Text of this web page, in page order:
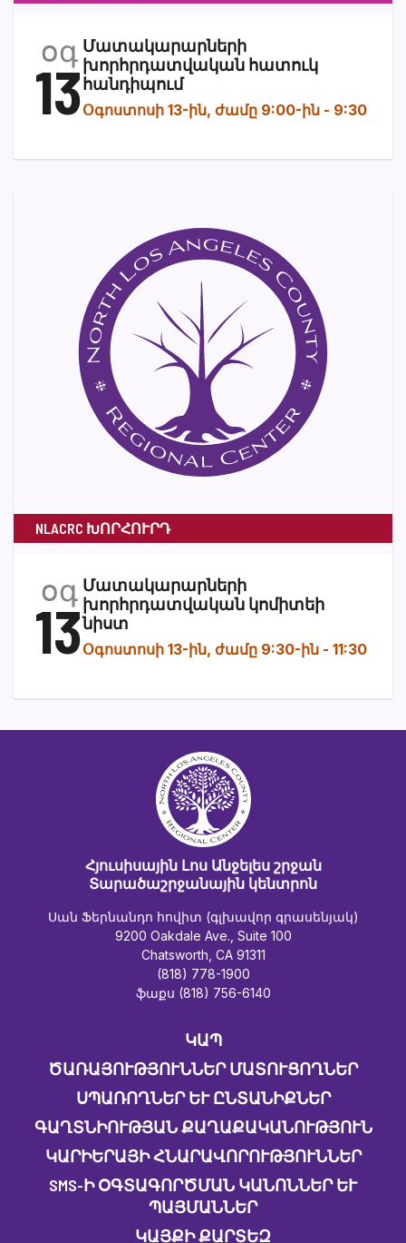
օգ
13
Մատակարարների
խորհրդատվական հատուկ
հանդիպում
Օգոստոսի 13-ին, ժամը 9:00-ին - 9:30
NLACRC ԽՈՐՀՈՒՐԴ
օգ
13
Մատակարարների
խորհրդատվական կոմիտեի
նիստ
Օգոստոսի 13-ին, ժամը 9:30-ին - 11:30
Հյուսիսային Լոս Անջելես շրջան
Տարածաշրջանային կենտրոն
Սան Ֆերնանդո հովիտ (գլխավոր գրասենյակ)
9200 Oakdale Ave., Suite 100
Chatsworth, CA 91311
(818) 778-1900
ֆաքս (818) 756-6140
ԿԱՊ
ԾԱՌԱՅՈՒԹՅՈՒՆՆԵՐ ՄԱՏՈՒՑՈՂՆԵՐ
ՍՊԱՌՈՂՆԵՐ ԵՒ ԸՆՏԱՆԻՔՆԵՐ
ԳԱՂՏՆԻՈՒԹՅԱՆ ՔԱՂԱՔԱԿԱՆՈՒԹՅՈՒՆ
ԿԱՐԻԵՐԱՅԻ ՀՆԱՐԱՎՈՐՈՒԹՅՈՒՆՆԵՐ
SMS-Ի ՕԳՏԱԳՈՐԾՄԱՆ ԿԱՆՈՆՆԵՐ ԵՒ Պ
ԱՅՄԱՆՆԵՐ
ԿԱՅՔԻ ՔԱՐՏԵԶ